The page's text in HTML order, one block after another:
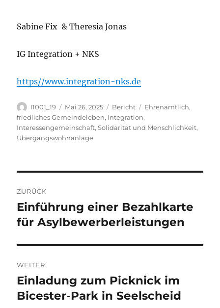
Sabine Fix & Theresia Jonas
IG Integration + NKS
https//www.integration-nks.de
Autor
I1001_19
Veröffentlicht
am
Mai 26, 2025 Kategorien
Bericht Schlagwörter
Ehrenamtlich,
friedliches Gemeindeleben, Integration,
Interessengemeinschaft,Solidarität und Menschlichkeit,
Übergangswohnanlage
ZURÜCK
Vorheriger
Beitrag:
Einführung einer Bezahlkarte
für Asylbewerberleistungen
WEITER
Nächster
Beitrag:
Einladung zum Picknick im
Bicester-Park in Seelscheid